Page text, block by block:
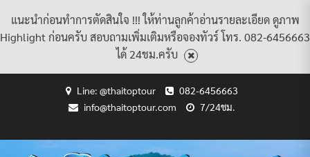
แนะนำก่อนทำการตัดสินใจ !!! ให้ท่านลูกค้าอ่านรายละเอียด ดูภาพ
Highlight ก่อนครับ สอบถามเพิ่มเติมหรือจองทัวร์ โทร. 082-6456663
ได้ 24ชม.ครับ
Line: @thaitoptour
082-6456663
info@thaitoptour.com
7/24ชม.
ACCOUNT
POLICY
ANDแพ็คเกจ